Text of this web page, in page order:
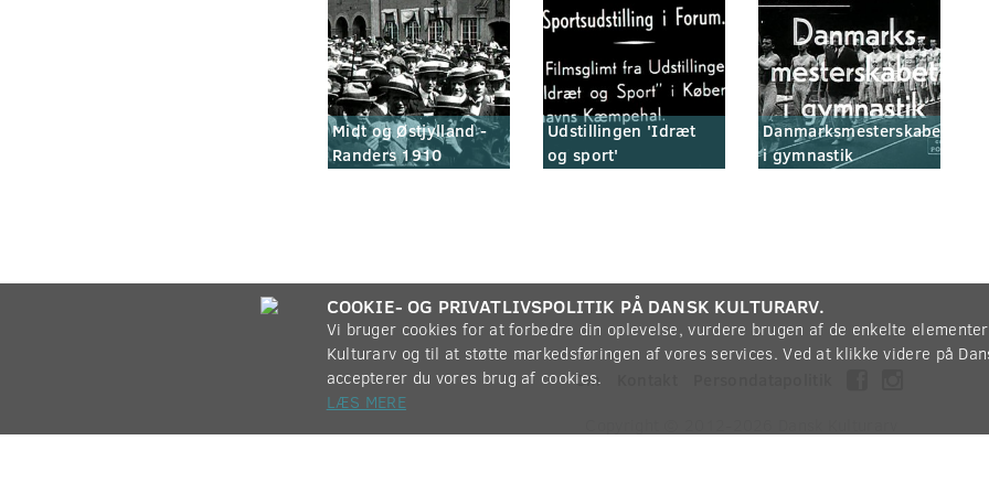
Midt og Østjylland -
Randers 1910
Udstillingen 'Idræt
og sport'
Danmarksmesterskabet
i gymnastik
Om
COOKIE- OG PRIVATLIVSPOLITIK PÅ DANSK KULTURARV.
Vi bruger cookies for at forbedre din oplevelse, vurdere brugen af de enkelte
Kulturarv og til at støtte markedsføringen af vores services. Ved at klikke videre på
accepterer du vores brug af cookies.
LÆS MERE